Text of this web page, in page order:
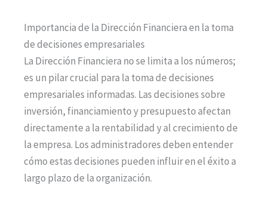
Importancia de la Dirección Financiera en la toma
de decisiones empresariales
La Dirección Financiera no se limita a los números;
es un pilar crucial para la toma de decisiones
empresariales informadas. Las decisiones sobre
inversión, financiamiento y presupuesto afectan
directamente a la rentabilidad y al crecimiento de
la empresa. Los administradores deben entender
cómo estas decisiones pueden influir en el éxito a
largo plazo de la organización.